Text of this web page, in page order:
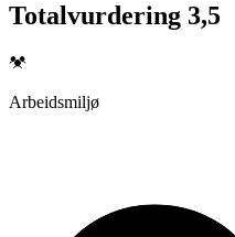
Totalvurdering 3,5
Arbeidsmiljø